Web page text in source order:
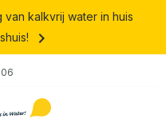
kalkvrij water in huis
keyboard_arrow_right